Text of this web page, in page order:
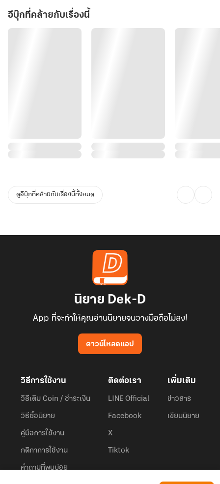
อีบุ๊กที่คล้ายกับเรื่องนี้
ดูอีบุ๊กที่คล้ายกับเรื่องนี้ทั้งหมด
นิยาย Dek-D
App ที่จะทำให้คุณอ่านนิยายจนวางมือถือไม่ลง!
ดาวน์โหลดแอป
วิธีการใช้งาน
วิธีเติม Coin / ชำระเงิน
วิธีซื้อนิยาย
คู่มือการใช้งาน
กติกาการใช้งาน
คำถามที่พบบ่อย
ติดต่อเรา
LINE Official
Facebook
X
Tiktok
เพิ่มเติม
ข่าวสาร
เขียนนิยาย